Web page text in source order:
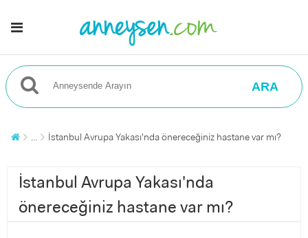
ARA
... İstanbul Avrupa Yakası'nda önereceğiniz hastane var mı?
İstanbul Avrupa Yakası'nda
önereceğiniz hastane var mı?